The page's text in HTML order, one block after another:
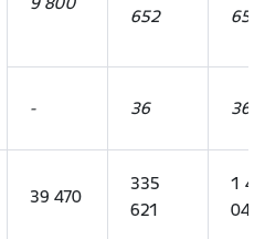
652
652
- 36 36
39 470
335
621
1
045